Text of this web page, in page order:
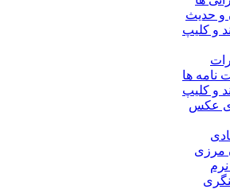
و حدیث
و کلیپ
نامه ها
و کلیپ
عکس
مرزی